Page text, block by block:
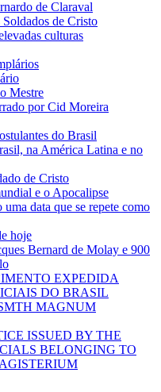
de Claraval
de Cristo
culturas
Mestre
por Cid Moreira
do Brasil
na América Latina e no
de Cristo
e o Apocalipse
data que se repete como
hoje
Bernard de Molay e 900
EXPEDIDA
DO BRASIL
MAGNUM
ISSUED BY THE
BELONGING TO